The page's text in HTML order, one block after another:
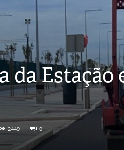
da
2449 0